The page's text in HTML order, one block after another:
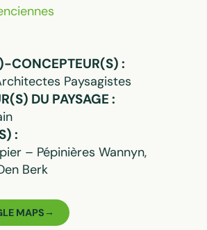
CONCEPTEUR(S) :
Paysagistes
DU PAYSAGE :
:
– Pépinières Wannyn,
Berk
MAPS